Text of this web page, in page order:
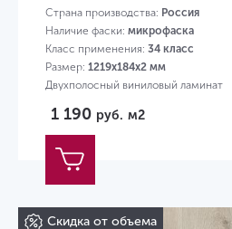
Страна производства: Россия
Наличие фаски: микрофаска
Класс применения: 34 класс
Размер: 1219х184х2 мм
Двухполосный виниловый ламинат
1 190 руб. м2
Скидка от объема